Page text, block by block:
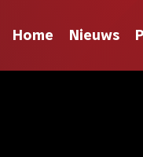
Home Nieuws